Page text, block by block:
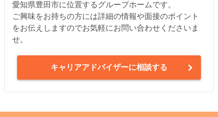
愛知県豊田市に位置するグループホームです。
ご興味をお持ちの方には詳細の情報や面接のポイント
をお伝えしますのでお気軽にお問い合わせくださいま
せ。
キャリアアドバイザーに相談する